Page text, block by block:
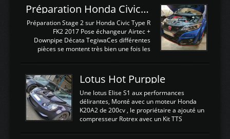
d'envoyer l'information de la large bande
dans le boitier. sydney sweeney deepfake
La sortie 0-5V de l'afr sera connectée sur
l'entrée AN Volt 8 et GndAN pour
Analogique, et Volt car l'information est une
tension (Pas une résistance variable d'un
est temps de brancher le ...
Préparation Honda Civic Type R FK2
Préparation Stage 2 sur Honda Civic Type R
FK2 2017 Pose échangeur Airtec +
Downpipe Décata TegiwaCes différentes
pièces se montent très bien une fois les
légere découpe du plastique inferieur,
negénant en rien la structure ou le
fonctionnement du fond plat. Une
reprogrammation Stage 2 est faite sur le
calculateur d'origine. Une alternative
économique au passage sur Hondata
d'origine 310cv et 400Nn , Une fois
Lotus Hot Purpple
Une lotus Elise S1 aux performances
délirantes, Monté avec un moteur Honda
K20A2 de 200cv , le propriétaire a ajouté un
compresseur Rotrex avec un Kit TTS